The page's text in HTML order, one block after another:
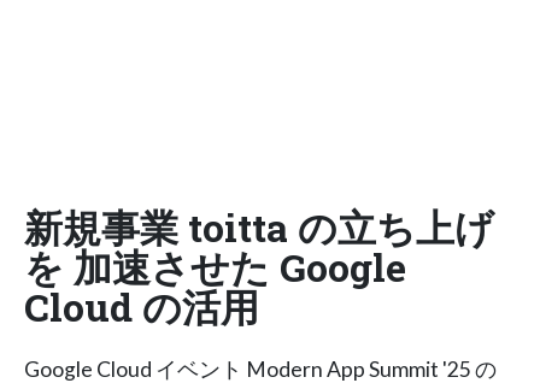
新規事業 toitta の立ち上げ
を 加速させた Google
Cloud の活用
Google Cloud イベント Modern App Summit '25 の